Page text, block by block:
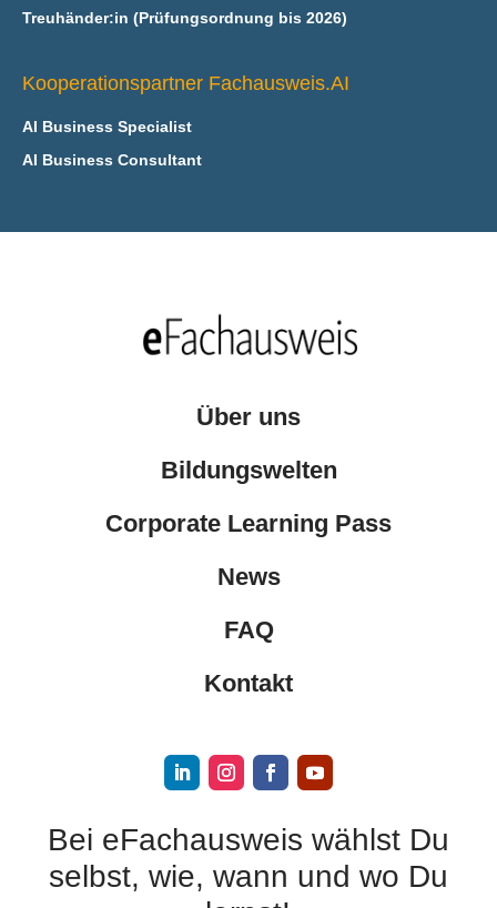
Treuhänder:in (Prüfungsordnung bis 2026)
Kooperationspartner Fachausweis.AI
AI Business Specialist
AI Business Consultant
Über uns
Bildungswelten
Corporate Learning Pass
News
FAQ
Kontakt
Bei eFachausweis wählst Du
selbst, wie, wann und wo Du